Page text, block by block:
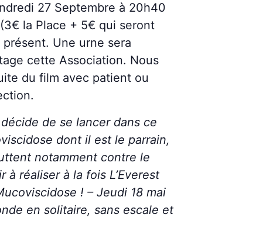
27 Septembre à 20h40
la Place + 5€ qui seront
Une urne sera
cette Association. Nous
du film avec patient ou
de se lancer dans ce
dont il est le parrain,
notamment contre le
réaliser à la fois L’Everest
! – Jeudi 18 mai
en solitaire, sans escale et